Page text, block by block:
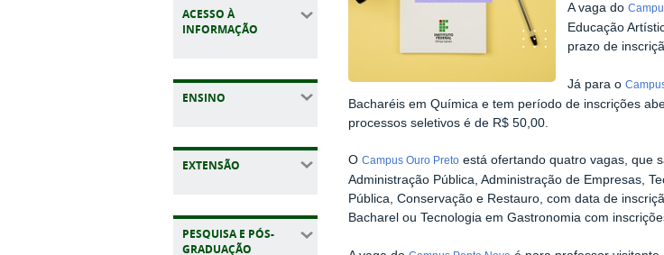
ACESSO À
INFORMAÇÃO
ENSINO
EXTENSÃO
PESQUISA E PÓS-
GRADUAÇÃO
A vaga do
Educação
prazo de
Já para o
Bacharéis em Química e tem período de inscrições
processos seletivos é de R$ 50,00.
OCampus Ouro Preto está ofertando quatro vagas, que
Administração Pública, Administração de Empresas,
Pública, Conservação e Restauro, com data de
Bacharel ou Tecnologia em Gastronomia com